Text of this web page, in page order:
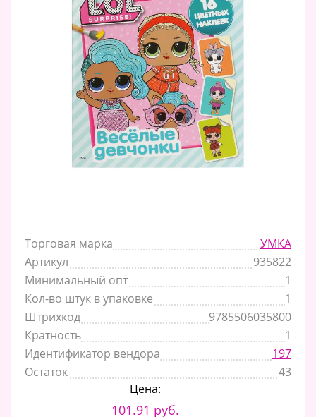
Торговая марка
УМКА
Артикул
935822
Минимальный опт
1
Кол-во штук в упаковке
1
Штрихкод
9785506035800
Кратность
1
Идентификатор вендора
197
Остаток
43
Цена:
101.91 руб.